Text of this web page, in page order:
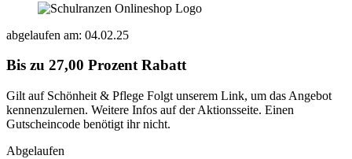
abgelaufen am: 04.02.25
Bis zu 27,00 Prozent Rabatt
Gilt auf Schönheit & Pflege Folgt unserem Link, um das Angebot
kennenzulernen. Weitere Infos auf der Aktionsseite. Einen
Gutscheincode benötigt ihr nicht.
Abgelaufen